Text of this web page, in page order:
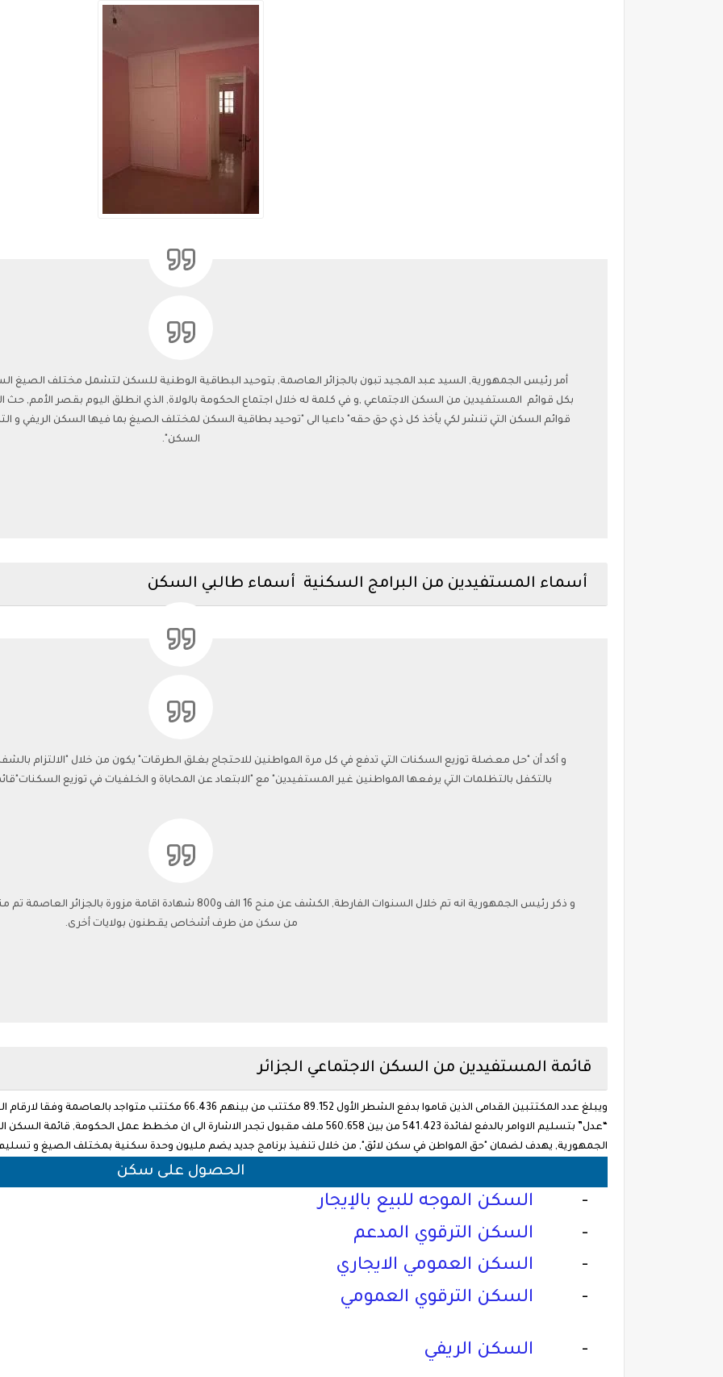
أمر رئيس الجمهورية, السيد عبد المجيد تبون بالجزائر العاصمة, بتوحيد البطاقية الوطنية للسكن لتشمل مختلف الصيغ
بكل قوائم المستفيدين من السكن الاجتماعي ,و في كلمة له خلال اجتماع الحكومة بالولاة, الذي انطلق اليوم بقصر الأمم, حث
قوائم السكن التي تنشر لكي يأخذ كل ذي حق حقه" داعيا الى "توحيد بطاقية السكن لمختلف الصيغ بما فيها السكن الريفي و
السكن".
أسماء المستفيدين من البرامج السكنية أسماء طالبي السكن
و أكد أن "حل معضلة توزيع السكنات التي تدفع في كل مرة المواطنين للاحتجاج بغلق الطرقات" يكون من خلال "الالتزام
بالتكفل بالتظلمات التي يرفعها المواطنين غير المستفيدين" مع "الابتعاد عن المحاباة و الخلفيات في توزيع السكنات"قائمة
من سكن من طرف أشخاص يقطنون بولايات أخرى.
قائمة المستفيدين من السكن الاجتماعي الجزائر
الجمهورية, يهدف لضمان "حق المواطن في سكن لائق", من خلال تنفيذ برنامج جديد يضم مليون وحدة سكنية بمختلف الصيغ و تسليم
الحصول على سكن
- السكن الموجه للبيع بالإيجار
-
السكن الترقوي المدعم
-
السكن العمومي الايجاري
-
السكن الترقوي العمومي
- السكن الريفي